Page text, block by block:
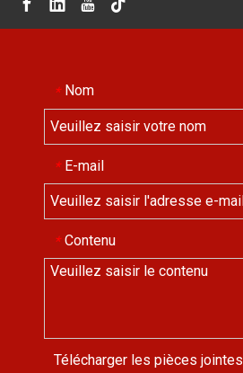
* Nom
* E-mail
* Contenu
Télécharger les pièces jointes